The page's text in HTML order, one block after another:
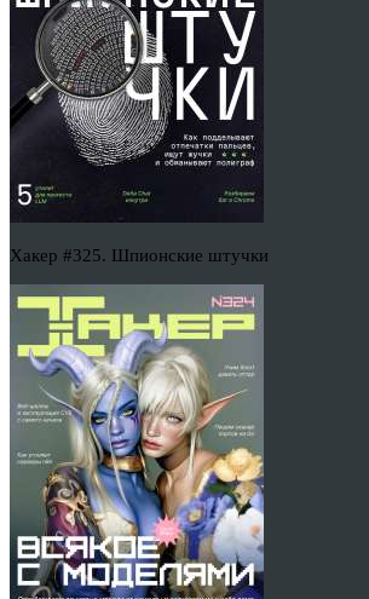
Хакер #325. Шпионские штучки